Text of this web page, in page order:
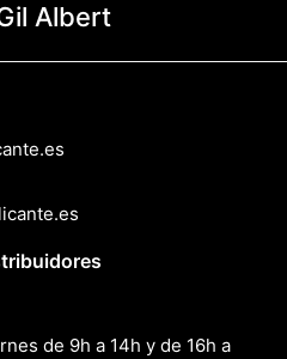
Albert
de 9h a 14h y de 16h a